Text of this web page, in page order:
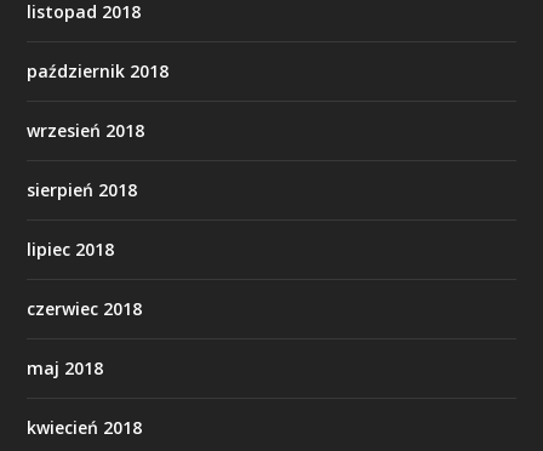
listopad 2018
październik 2018
wrzesień 2018
sierpień 2018
lipiec 2018
czerwiec 2018
maj 2018
kwiecień 2018